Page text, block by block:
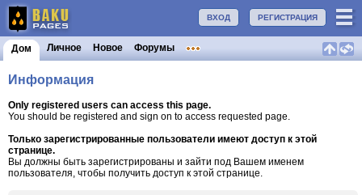
РЕГИСТРАЦИЯ
ВХОД
Дом Личное Новое Форумы
Информация
Only registered users can access this page.
You should be registered and sign on to access requested page.
Только зарегистрированные пользователи имеют доступ к этой
странице.
Вы должны быть зарегистрированы и зайти под Вашем именем
пользователя, чтобы получить доступ к этой странице.